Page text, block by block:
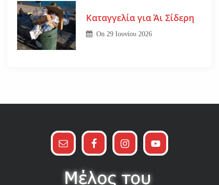
Καταγγελία για Άι Σίδερη
On 29 Ιουνίου 2026